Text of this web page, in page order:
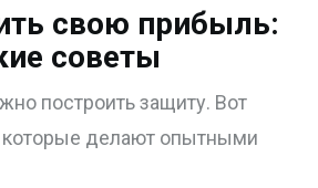
свою прибыль:
советы
построить защиту. Вот
которые делают опытными